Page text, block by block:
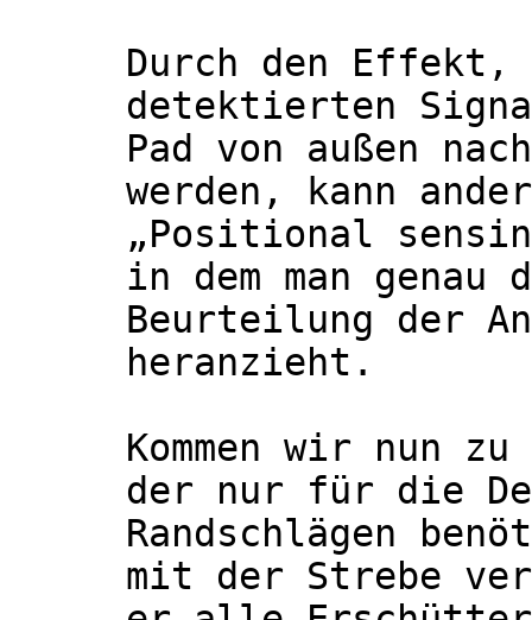
Durch den
detektierten
Pad von außen
werden, kann
„Positional
in dem man
Beurteilung der
heranzieht.
Kommen wir nun
der nur für die
Randschlägen
mit der Strebe